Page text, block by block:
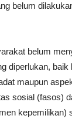
belum
belum
diperlukan, baik
maupun
sosial (fasos)
kepemilikan)